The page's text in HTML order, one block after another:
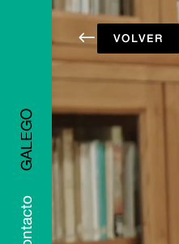
Contacto
GALEGO
#